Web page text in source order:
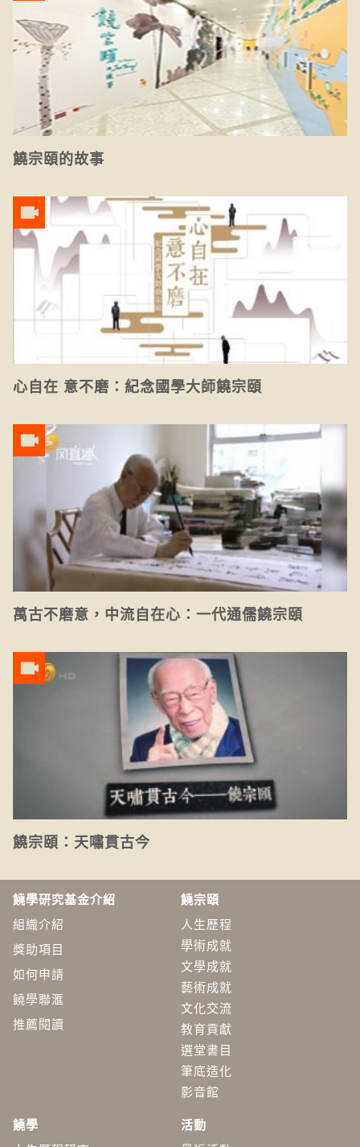
饒宗頤的故事
心自在 意不磨：紀念國學大師饒宗頤
萬古不磨意，中流自在心：一代通儒饒宗頤
饒宗頤：天嘯貫古今
饒學研究基金介紹
組織介紹
獎助項目
如何申請
饒學聯滙
推薦閱讀
饒宗頤
人生歷程
學術成就
文學成就
藝術成就
文化交流
教育貢獻
選堂書目
筆底造化
影音館
饒學 活動